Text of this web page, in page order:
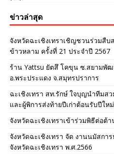
ข่าวล่าสุด
จังหวัดฉะเชิงเทราเชิญชวนร่วมสืบ
ข้าวหลาม ครั้งที่ 21 ประจำปี 2567
ร้าน Yattsu ยัตสึ โคขุน ซ.สยามพัฒ
อ.พระประแดง จ.สมุทรปราการ
ฉะเชิงเทรา สท.รักษ์ ใจบุญนำทีมส
และผู้พิการส่งท้ายปีเก่าต้อนรับปีใหม่
จังหวัดฉะเชิงเทราเข้าร่วมพิธีต่อต้
จังหวัดฉะเชิงเทรา จัด งานนมัสกา
จังหวัดฉะเชิงเทรา พ.ศ.2566